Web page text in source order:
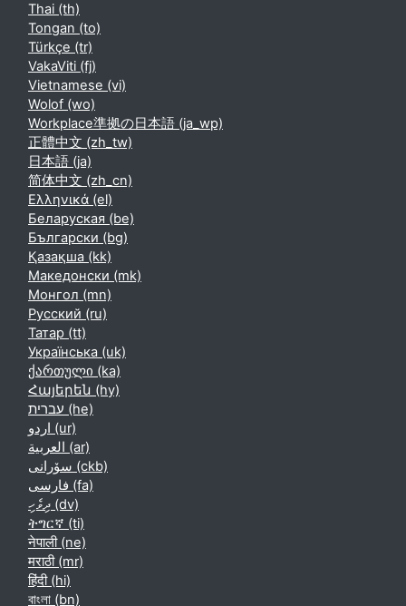
Thai ‎(th)‎
Tongan ‎(to)‎
Türkçe ‎(tr)‎
VakaViti ‎(fj)‎
Vietnamese ‎(vi)‎
Wolof ‎(wo)‎
Workplace準拠の日本語 ‎(ja_wp)‎
正體中文 ‎(zh_tw)‎
日本語 ‎(ja)‎
简体中文 ‎(zh_cn)‎
Ελληνικά ‎(el)‎
Беларуская ‎(be)‎
Български ‎(bg)‎
Қазақша ‎(kk)‎
Македонски ‎(mk)‎
Монгол ‎(mn)‎
Русский ‎(ru)‎
Татар ‎(tt)‎
Українська ‎(uk)‎
ქართული ‎(ka)‎
Հայերեն ‎(hy)‎
עברית ‎(he)‎
اردو ‎(ur)‎
العربية ‎(ar)‎
سۆرانی ‎(ckb)‎
فارسی ‎(fa)‎
ދިވެހި ‎(dv)‎
ትግርኛ ‎(ti)‎
नेपाली ‎(ne)‎
मराठी ‎(mr)‎
हिंदी ‎(hi)‎
বাংলা ‎(bn)‎